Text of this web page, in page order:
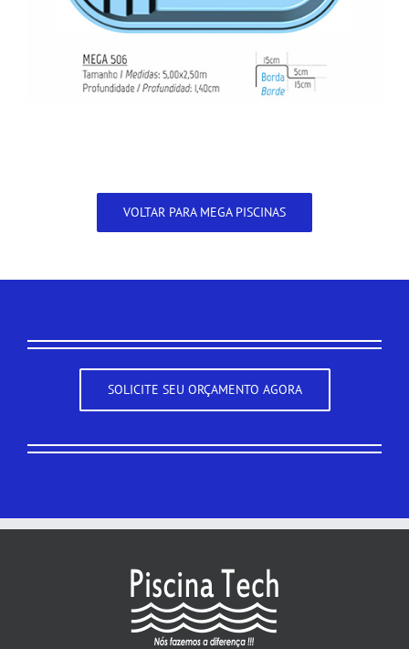
VOLTAR PARA MEGA PISCINAS
SOLICITE SEU ORÇAMENTO AGORA